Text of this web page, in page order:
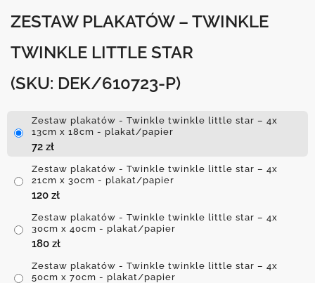
ZESTAW PLAKATÓW – TWINKLE
TWINKLE LITTLE STAR
(SKU: DEK/610723-P)
Zestaw plakatów - Twinkle twinkle little star – 4x
13cm x 18cm - plakat/papier
72 zł
Zestaw plakatów - Twinkle twinkle little star – 4x
21cm x 30cm - plakat/papier
120 zł
Zestaw plakatów - Twinkle twinkle little star – 4x
30cm x 40cm - plakat/papier
180 zł
Zestaw plakatów - Twinkle twinkle little star – 4x
50cm x 70cm - plakat/papier